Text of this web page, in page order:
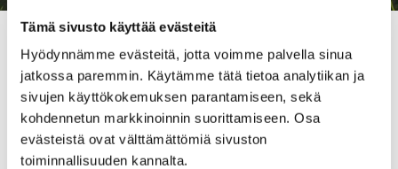
Tämä sivusto käyttää evästeitä
Hyödynnämme evästeitä, jotta voimme palvella sinua
jatkossa paremmin. Käytämme tätä tietoa analytiikan ja
sivujen käyttökokemuksen parantamiseen, sekä
kohdennetun markkinoinnin suorittamiseen. Osa
evästeistä ovat välttämättömiä sivuston
toiminnallisuuden kannalta.
muut tarkemmat tiedot vuokrattavista pelloista
löytyvätkaupungin verkkosivuilta
. Tarjouksia voi
jättää maaliskuun loppuun asti, kertoo
maankäyttöneuvottelijaMaria Huhtamäki
kaupungilta.